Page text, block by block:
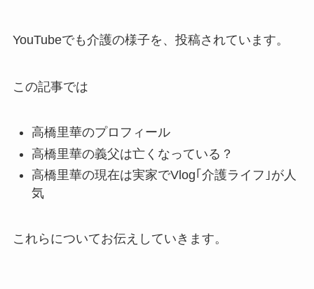
YouTubeでも介護の様子を、投稿されています。
この記事では
高橋里華のプロフィール
高橋里華の義父は亡くなっている？
高橋里華の現在は実家でVlog｢介護ライフ｣が人
気
これらについてお伝えしていきます。